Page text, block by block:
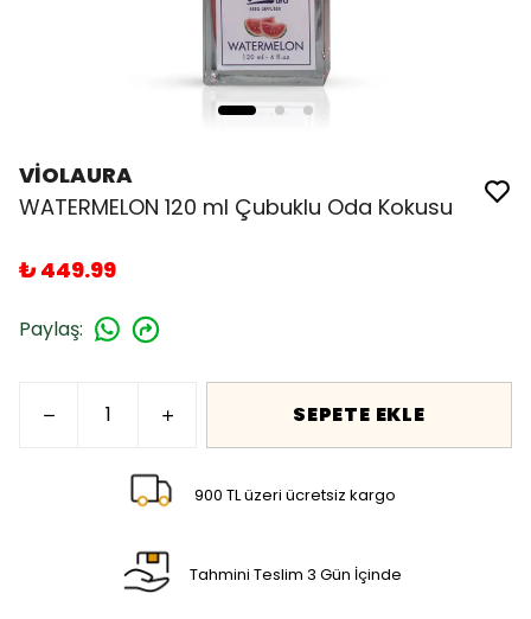
VİOLAURA
WATERMELON 120 ml Çubuklu Oda Kokusu
₺ 449.99
Paylaş:
SEPETE EKLE
900 TL üzeri ücretsiz kargo
Tahmini Teslim 3 Gün İçinde